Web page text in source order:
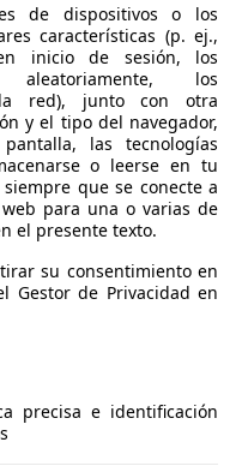
de dispositivos o los
características (p. ej.,
inicio de sesión, los
aleatoriamente, los
la red), junto con otra
y el tipo del navegador,
las tecnologías
o leerse en tu
que se conecte a
para una o varias de
el presente texto.
su consentimiento en
Gestor de Privacidad en
precisa e identificación